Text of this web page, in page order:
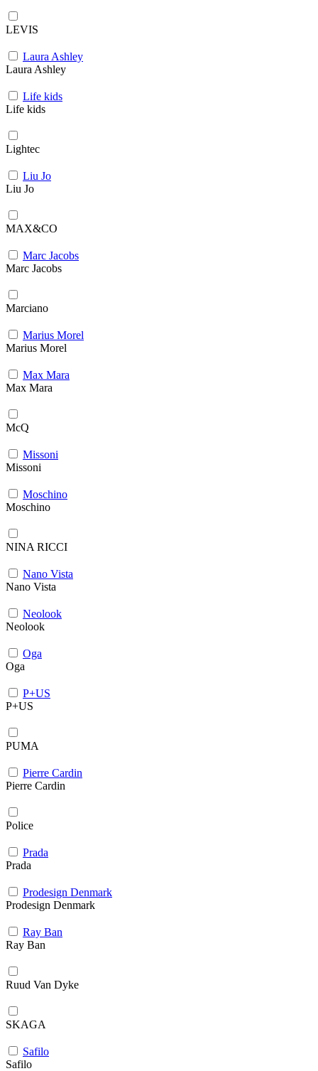
LEVIS
Laura Ashley
Laura Ashley
Life kids
Life kids
Lightec
Liu Jo
Liu Jo
MAX&CO
Marc Jacobs
Marc Jacobs
Marciano
Marius Morel
Marius Morel
Max Mara
Max Mara
McQ
Missoni
Missoni
Moschino
Moschino
NINA RICCI
Nano Vista
Nano Vista
Neolook
Neolook
Oga
Oga
P+US
P+US
PUMA
Pierre Cardin
Pierre Cardin
Police
Prada
Prada
Prodesign Denmark
Prodesign Denmark
Ray Ban
Ray Ban
Ruud Van Dyke
SKAGA
Safilo
Safilo